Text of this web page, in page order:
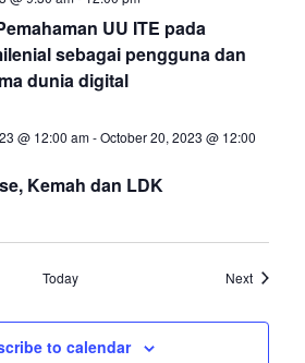
i
o
UU ITE pada
sebagai pengguna dan
dunia digital
Kemah dan LDK
@ 12:00 am-October 20, 2023 @ 12:00
Today NextEvents
to calendar